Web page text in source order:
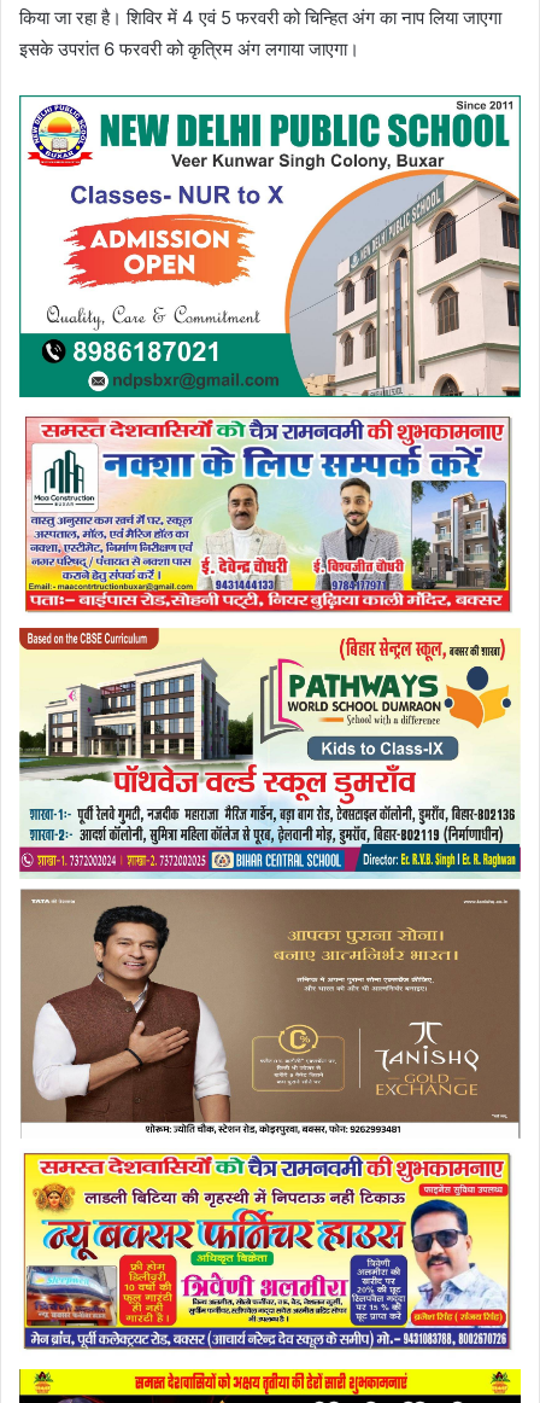
किया जा रहा है। शिविर में 4 एवं 5 फरवरी को चिन्हित अंग का नाप लिया जाएगा
इसके उपरांत 6 फरवरी को कृत्रिम अंग लगाया जाएगा।